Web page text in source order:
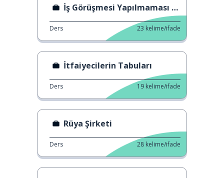
İş Görüşmesi Yapılmaması Gereken 3 Şey
Ders 23 kelime/ifade
İtfaiyecilerin Tabuları
Ders 19 kelime/ifade
Rüya Şirketi
Ders 28 kelime/ifade